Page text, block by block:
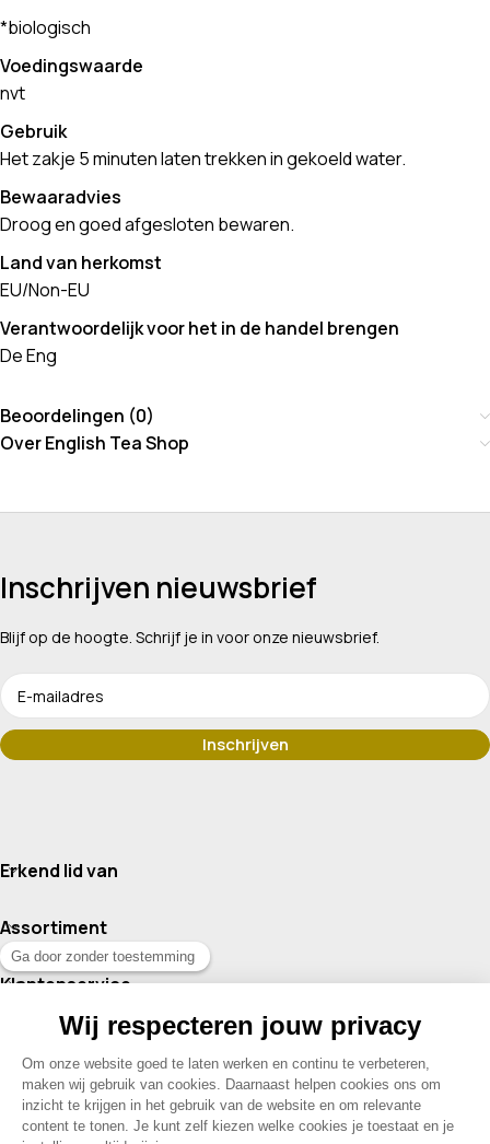
*biologisch
Voedingswaarde
nvt
Gebruik
Het zakje 5 minuten laten trekken in gekoeld water.
Bewaaradvies
Droog en goed afgesloten bewaren.
Land van herkomst
EU/Non-EU
Verantwoordelijk voor het in de handel brengen
De Eng
Beoordelingen (0)
Over English Tea Shop
Inschrijven nieuwsbrief
Blijf op de hoogte. Schrijf je in voor onze nieuwsbrief.
Erkend lid van
Assortiment
Klantenservice
Contact
© 2026 Drogisterij Het Geheim | Alle rechten voorbehouden |
Webdesign en hosting door Madoo|Sitemap